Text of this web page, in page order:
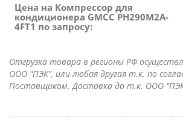
Цена на Компрессор для
кондиционера GMCC PH290M2A-
4FT1 по запросу:
Отгрузка товара в регионы РФ
ООО "ПЭК", или любая другая т.к. по
Поставщиком. Доставка до т.к. ООО